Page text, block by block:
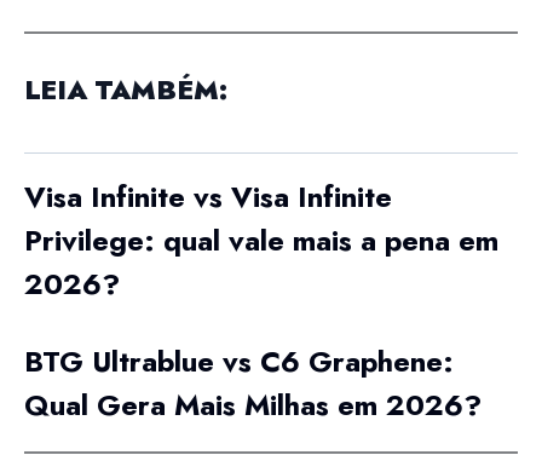
LEIA TAMBÉM:
Visa Infinite vs Visa Infinite
Privilege: qual vale mais a pena em
2026?
BTG Ultrablue vs C6 Graphene:
Qual Gera Mais Milhas em 2026?